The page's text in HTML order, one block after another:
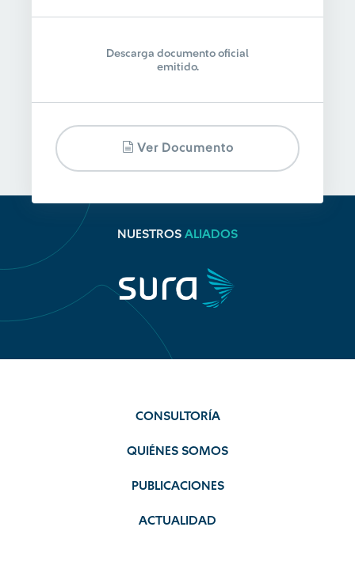
Descarga documento oficial
emitido.
Ver Documento
NUESTROS ALIADOS
CONSULTORÍA
QUIÉNES SOMOS
PUBLICACIONES
ACTUALIDAD